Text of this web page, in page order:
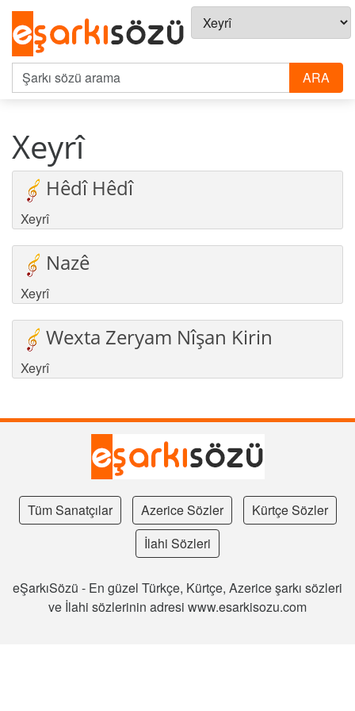
Xeyrî
Hêdî Hêdî
Xeyrî
Nazê
Xeyrî
Wexta Zeryam Nîşan Kirin
Xeyrî
Tüm Sanatçılar Azerice Sözler
Kürtçe Sözler
İlahi Sözleri
eŞarkıSözü - En güzel Türkçe, Kürtçe, Azerice şarkı sözleri
ve İlahi sözlerinin adresi www.esarkisozu.com